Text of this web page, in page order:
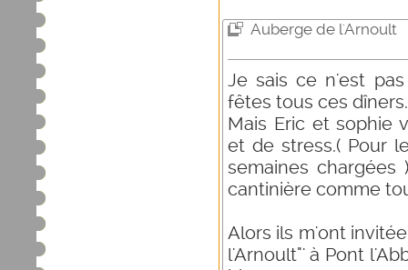
Auberge de l'Arnoult
Je sais ce n'est
fêtes tous ces
Mais Eric et sophie
et de stress.( Pour
semaines
cantinière comme
Alors ils m'ont
l'Arnoult"' à Pont